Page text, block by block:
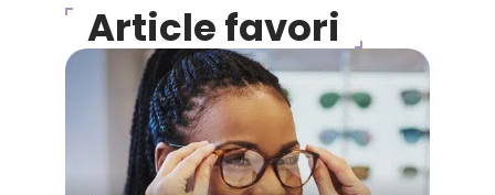
Article favori